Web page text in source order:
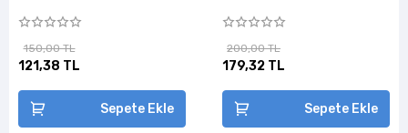
150,00 TL
121,38 TL
Sepete Ekle
200,00 TL
179,32 TL
Sepete Ekle